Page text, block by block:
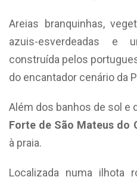
Areias branquinhas,
azuis-esverdeadas e
construída pelos
do encantador cenário da
Além dos banhos de sol e
Forte de São Mateus do
à praia.
Localizada numa ilhota